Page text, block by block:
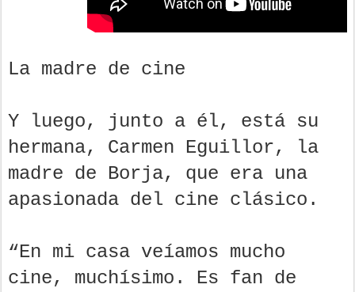
La madre de cine
Y luego, junto a él, está su
hermana, Carmen Eguillor, la
madre de Borja, que era una
apasionada del cine clásico.
“En mi casa veíamos mucho
cine, muchísimo. Es fan de